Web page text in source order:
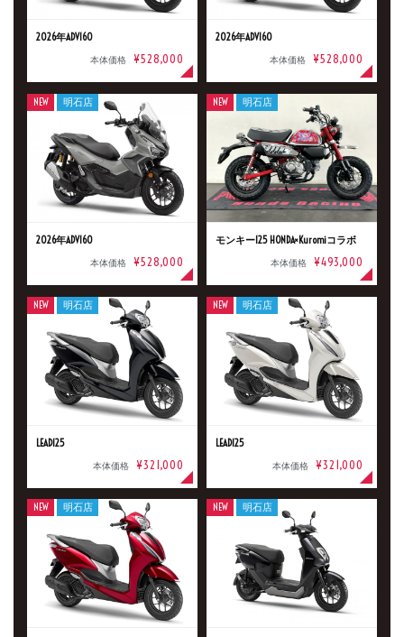
2026年ADV160
本体価格 ¥528,000
2026年ADV160
本体価格 ¥528,000
2026年ADV160
本体価格 ¥528,000
NEW 明石店
モンキー125 HONDA×Kuromiコラボ
本体価格 ¥493,000
NEW 明石店
LEAD125
本体価格 ¥321,000
NEW 明石店
LEAD125
本体価格 ¥321,000
NEW 明石店
NEW 明石店 NEW 明石店
新車 中古車
タイプ
メーカー
排気量
価格